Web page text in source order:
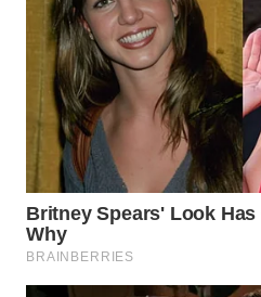
LABUANBAJO
WN
BORNEO
Wahana
Media
WAHANA
NEWS